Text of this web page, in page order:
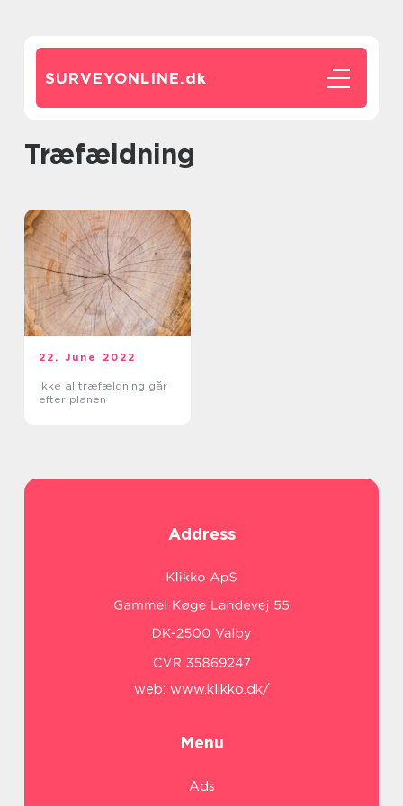
SURVEYONLINE.dk
træfældning
22. June 2022
Ikke al træfældning går
efter planen
Address
web: www.klikko.dk/
Menu
Ads